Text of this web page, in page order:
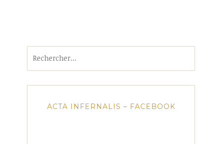
ACTA INFERNALIS – FACEBOOK